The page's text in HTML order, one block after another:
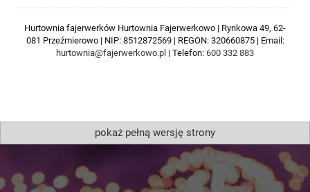
Hurtownia fajerwerków Hurtownia Fajerwerkowo | Rynkowa 49, 62-
081 Przeźmierowo | NIP: 8512872569 | REGON: 320660875 | Email:
hurtownia@fajerwerkowo.pl | Telefon: 600 332 883
pokaż pełną wersję strony